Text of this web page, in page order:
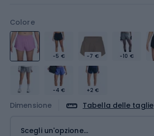
Colore
-5 € -7 € -10 €
-4 € +2 €
Dimensione Tabella delle taglie
Scegli un'opzione...